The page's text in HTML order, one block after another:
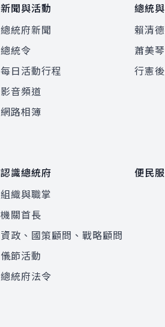
新聞與活動
總統府新聞
總統令
每日活動行程
影音頻道
網路相簿
總統
賴清
蕭美
行憲
認識總統府
組織與職掌
機關首長
資政、國策顧問、戰略顧問
儀節活動
總統府法令
便民